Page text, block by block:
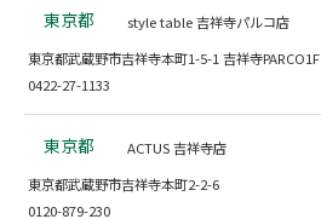
東京都
style table 吉祥寺パルコ店
東京都武蔵野市吉祥寺本町1-5-1 吉祥寺PARCO1F
0422-27-1133
東京都
ACTUS 吉祥寺店
東京都武蔵野市吉祥寺本町2-2-6
0120-879-230